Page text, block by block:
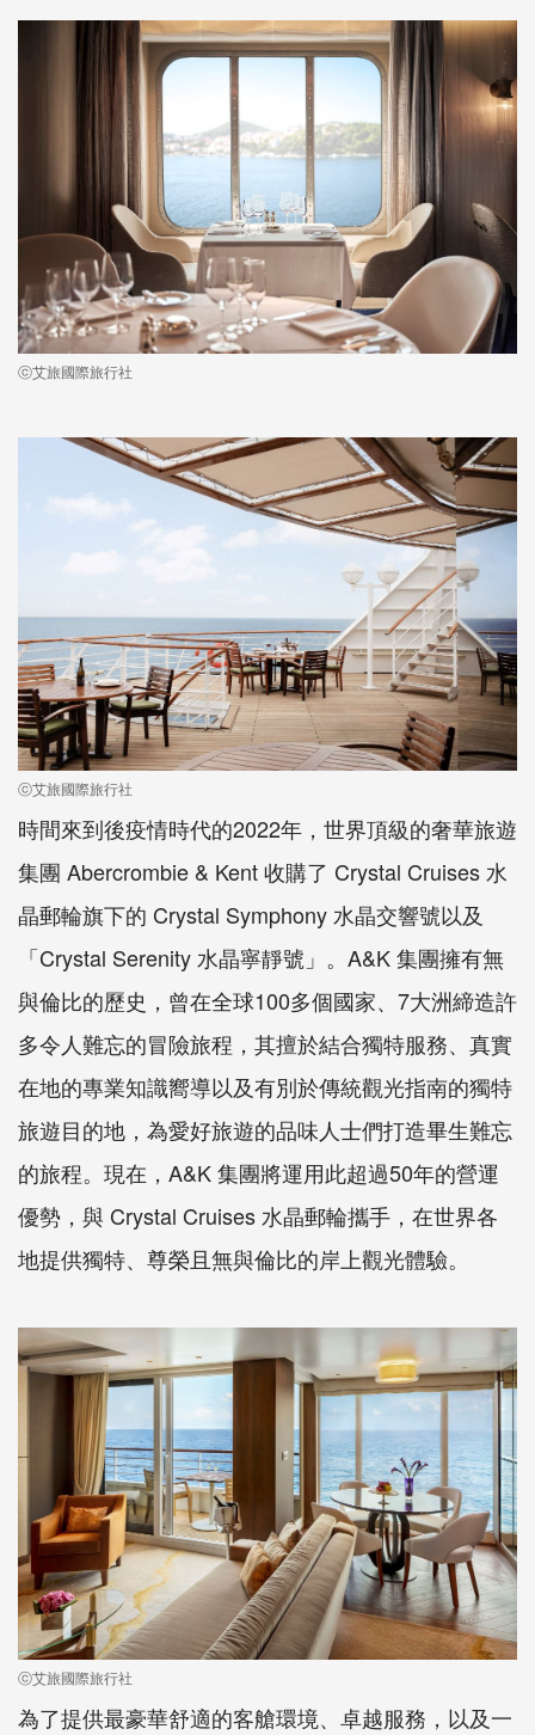
ⓒ艾旅國際旅行社
ⓒ艾旅國際旅行社
時間來到後疫情時代的2022年，世界頂級的奢華旅遊
集團 Abercrombie & Kent 收購了 Crystal Cruises 水
晶郵輪旗下的 Crystal Symphony 水晶交響號以及
「Crystal Serenity 水晶寧靜號」。A&K 集團擁有無
與倫比的歷史，曾在全球100多個國家、7大洲締造許
多令人難忘的冒險旅程，其擅於結合獨特服務、真實
在地的專業知識嚮導以及有別於傳統觀光指南的獨特
旅遊目的地，為愛好旅遊的品味人士們打造畢生難忘
的旅程。現在，A&K 集團將運用此超過50年的營運
優勢，與 Crystal Cruises 水晶郵輪攜手，在世界各
地提供獨特、尊榮且無與倫比的岸上觀光體驗。
ⓒ艾旅國際旅行社
為了提供最豪華舒適的客艙環境、卓越服務，以及一